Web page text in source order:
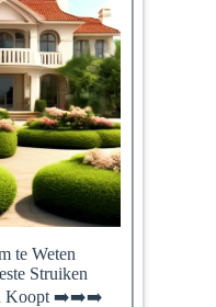
te Weten
Struiken
Koopt ➡️➡️➡️